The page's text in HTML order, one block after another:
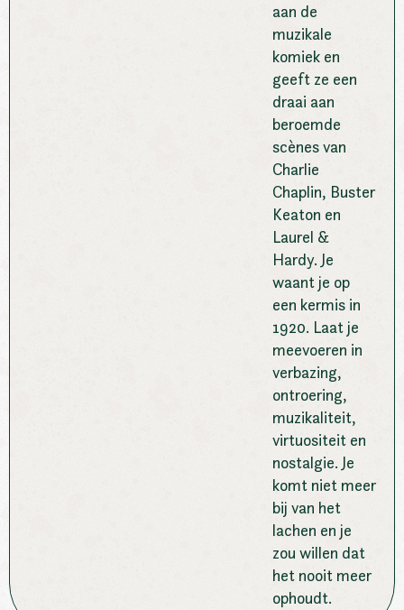
aan de
muzikale
komiek en
geeft ze een
draai aan
beroemde
scènes van
Charlie
Chaplin, Buster
Keaton en
Laurel &
Hardy. Je
waant je op
een kermis in
1920. Laat je
meevoeren in
verbazing,
ontroering,
muzikaliteit,
virtuositeit en
nostalgie. Je
komt niet meer
bij van het
lachen en je
zou willen dat
het nooit meer
ophoudt.